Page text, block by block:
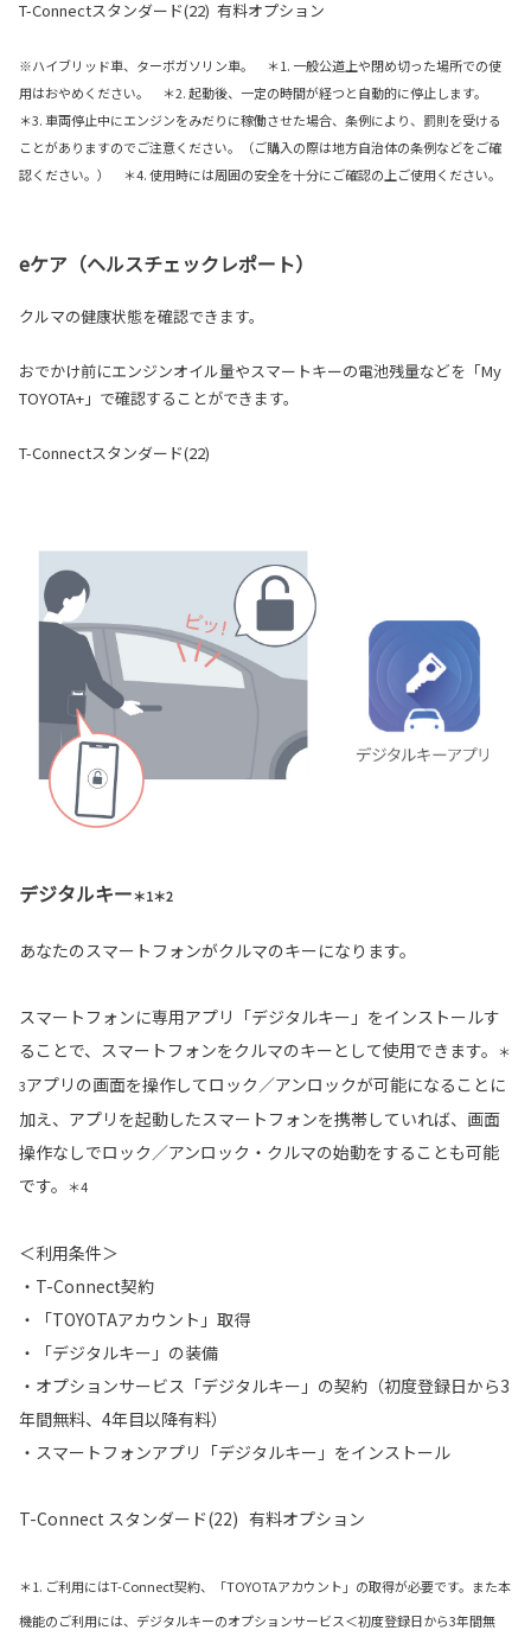
T-Connectスタンダード(22) 有料オプション
※ハイブリッド車、ターボガソリン車。 ＊1. 一般公道上や閉め切った場所での使
用はおやめください。 ＊2. 起動後、一定の時間が経つと自動的に停止します。
＊3. 車両停止中にエンジンをみだりに稼働させた場合、条例により、罰則を受ける
ことがありますのでご注意ください。（ご購入の際は地方自治体の条例などをご確
認ください。） ＊4. 使用時には周囲の安全を十分にご確認の上ご使用ください。
eケア（ヘルスチェックレポート）
クルマの健康状態を確認できます。
おでかけ前にエンジンオイル量やスマートキーの電池残量などを「My
TOYOTA+」で確認することができます。
T-Connectスタンダード(22)
デジタルキー＊1＊2
あなたのスマートフォンがクルマのキーになります。
スマートフォンに専用アプリ「デジタルキー」をインストールす
ることで、スマートフォンをクルマのキーとして使用できます。
＊
3アプリの画面を操作してロック／アンロックが可能になることに
加え、アプリを起動したスマートフォンを携帯していれば、画面
操作なしでロック／アンロック・クルマの始動をすることも可能
です。
＊4
＜利用条件＞
・T-Connect契約
・「TOYOTAアカウント」取得
・「デジタルキー」の装備
・オプションサービス「デジタルキー」の契約（初度登録日から3
年間無料、4年目以降有料）
・スマートフォンアプリ「デジタルキー」をインストール
T-Connect スタンダード(22) 有料オプション
＊1. ご利用にはT-Connect契約、「TOYOTAアカウント」の取得が必要です。また本
機能のご利用には、デジタルキーのオプションサービス＜初度登録日から3年間無